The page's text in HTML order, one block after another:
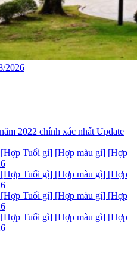
2026
2022 chính xác nhất Update
Tuổi gì] [Hợp màu gì] [Hợp
Tuổi gì] [Hợp màu gì] [Hợp
Tuổi gì] [Hợp màu gì] [Hợp
Tuổi gì] [Hợp màu gì] [Hợp